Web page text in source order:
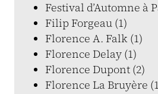
Festival d’Automne à
Filip Forgeau (1)
Florence A. Falk (1)
Florence Delay (1)
Florence Dupont (2)
Florence La Bruyère